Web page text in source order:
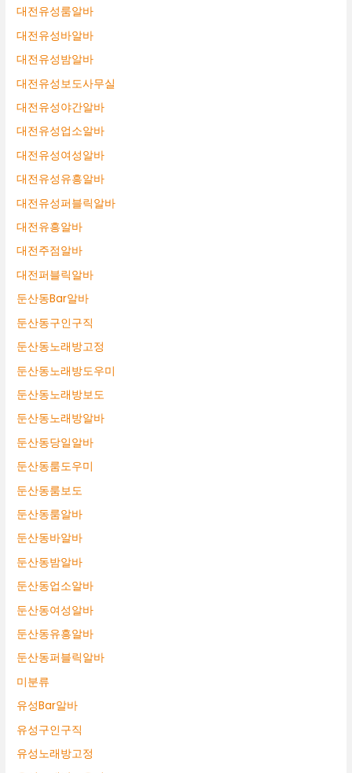
대전유성룸알바
대전유성바알바
대전유성밤알바
대전유성보도사무실
대전유성야간알바
대전유성업소알바
대전유성여성알바
대전유성유흥알바
대전유성퍼블릭알바
대전유흥알바
대전주점알바
대전퍼블릭알바
둔산동Bar알바
둔산동구인구직
둔산동노래방고정
둔산동노래방도우미
둔산동노래방보도
둔산동노래방알바
둔산동당일알바
둔산동룸도우미
둔산동룸보도
둔산동룸알바
둔산동바알바
둔산동밤알바
둔산동업소알바
둔산동여성알바
둔산동유흥알바
둔산동퍼블릭알바
미분류
유성Bar알바
유성구인구직
유성노래방고정